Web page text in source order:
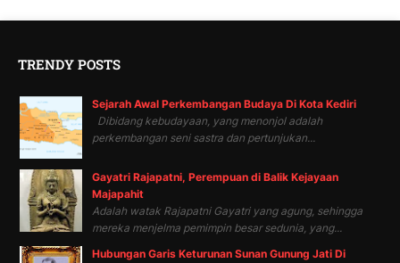
TRENDY POSTS
Sejarah Awal Perkembangan Budaya Di Kota Kediri
Dibidang kebudayaan, yang menonjol adalah
perkembangan seni sastra dan pertunjukan...
Gayatri Rajapatni, Perempuan di Balik Kejayaan
Majapahit
Adalah watak Rajapatni Gayatri yang agung, sehingga
mereka menjelma pemimpin besar sedunia, yang...
Hubungan Garis Keturunan Sunan Gunung Jati Di